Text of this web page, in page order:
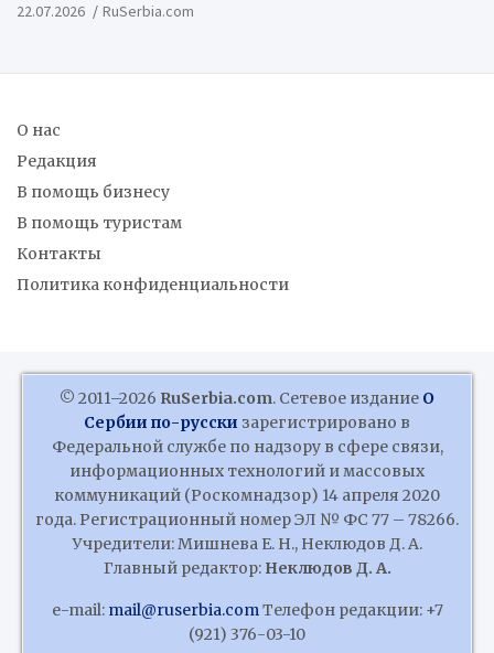
22.07.2026 RuSerbia.com
О нас
Редакция
В помощь бизнесу
В помощь туристам
Контакты
Политика конфиденциальности
© 2011–2026 RuSerbia.com. Сетевое издание О
Сербии по-русски зарегистрировано в
Федеральной службе по надзору в сфере связи,
информационных технологий и массовых
коммуникаций (Роскомнадзор) 14 апреля 2020
года. Регистрационный номер ЭЛ № ФС 77 – 78266.
Учредители: Мишнева Е. Н., Неклюдов Д. А.
Главный редактор: Неклюдов Д. А.
e-mail: mail@ruserbia.comТелефон редакции: +7
(921) 376-03-10